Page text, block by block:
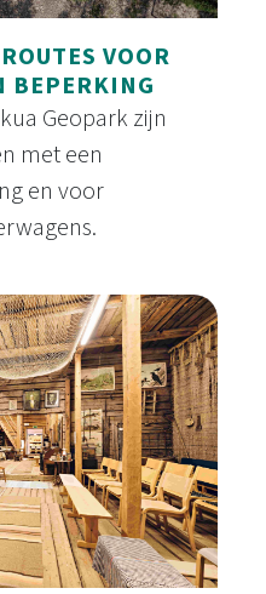
VOOR
BEPERKING
Geopark zijn
met een
en voor
mensen met een